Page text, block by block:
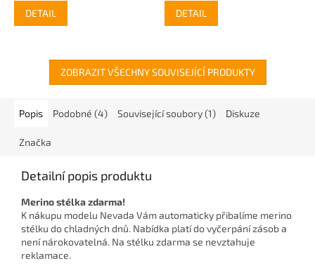
DETAIL DETAIL
ZOBRAZIT VŠECHNY SOUVISEJÍCÍ PRODUKTY
Popis Podobné (4) Související soubory (1) Diskuze
Značka
Detailní popis produktu
Merino stélka zdarma!
K nákupu modelu Nevada Vám automaticky přibalíme merino
stélku do chladných dnů. Nabídka platí do vyčerpání zásob a
není nárokovatelná. Na stélku zdarma se nevztahuje
reklamace.